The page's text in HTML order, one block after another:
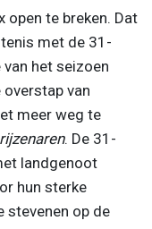
open te breken. Dat
met de 31-
het seizoen
van
meer weg te
. De 31-
landgenoot
hun sterke
stevenen op de